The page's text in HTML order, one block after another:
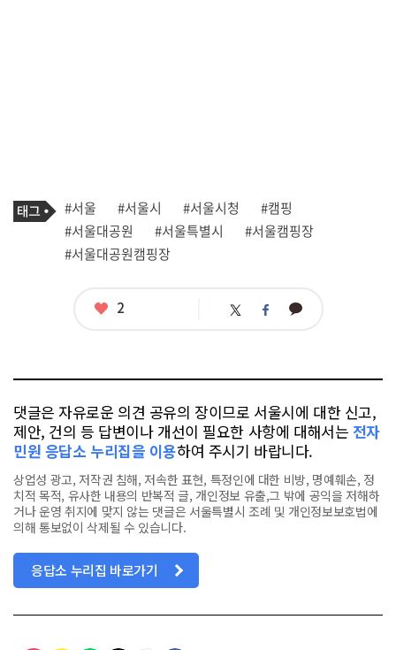
기
사
관
련
태
태
그
#서울 #서울시 #서울시청
#캠핑
#서울대공원
#서울특별시
#서울캠핑장
#서울대공원캠핑장
좋
2 트 페 카
댓글은 자유로운 의견 공유의 장이므로 서울시에 대한 신고,
제안, 건의 등 답변이나 개선이 필요한 사항에 대해서는 전자
민원 응답소 누리집을 이용하여 주시기 바랍니다.
상업성 광고, 저작권 침해, 저속한 표현, 특정인에 대한 비방, 명예훼손, 정
치적 목적, 유사한 내용의 반복적 글, 개인정보 유출,그 밖에 공익을 저해하
거나 운영 취지에 맞지 않는 댓글은 서울특별시 조례 및 개인정보보호법에
의해 통보없이 삭제될 수 있습니다.
응답소 누리집 바로가기